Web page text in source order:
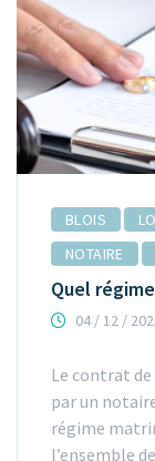
BLOIS
NOTAIRE
Quel
04 / 12 /
Le contrat
par un
régime
l’ensemble